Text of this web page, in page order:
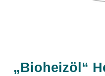
„Bioheizöl“